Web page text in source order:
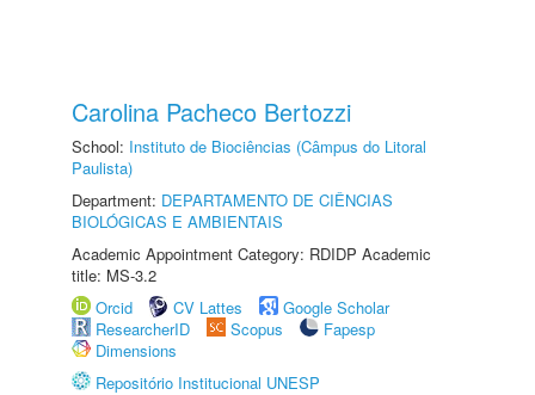
Carolina Pacheco Bertozzi
School: Instituto de Biociências (Câmpus do Litoral
Paulista)
Department: DEPARTAMENTO DE CIÊNCIAS
BIOLÓGICAS E AMBIENTAIS
Academic Appointment Category: RDIDP Academic
title: MS-3.2
Orcid
CV Lattes
Google Scholar
ResearcherID
Scopus
Fapesp
Dimensions
Repositório Institucional UNESP